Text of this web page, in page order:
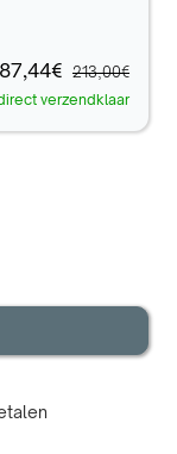
213,00€
verzendklaar